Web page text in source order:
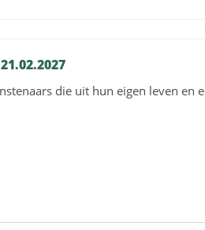
die uit hun eigen leven en